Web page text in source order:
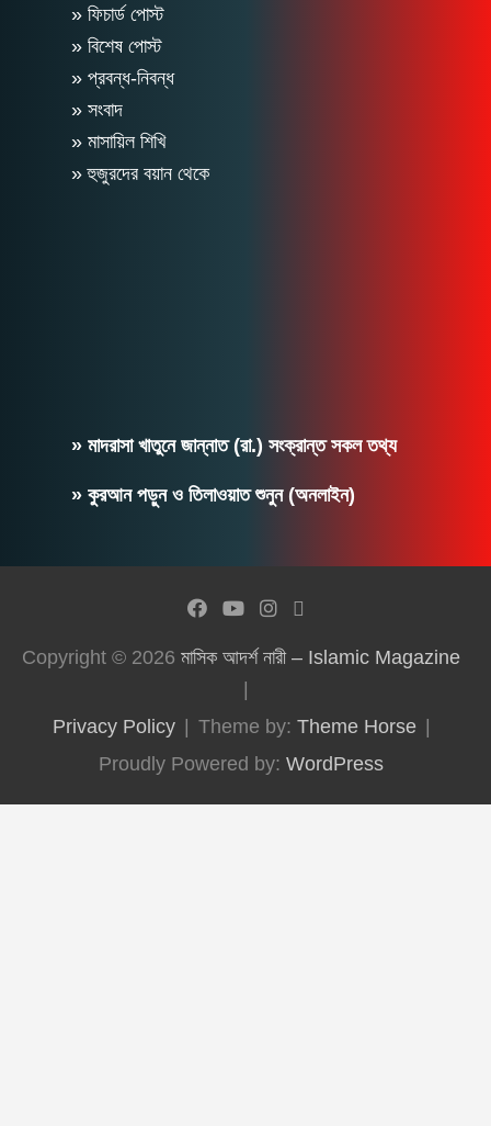
» ফিচার্ড পোস্ট
» বিশেষ পোস্ট
» প্রবন্ধ-নিবন্ধ
» সংবাদ
» মাসায়িল শিখি
» হুজুরদের বয়ান থেকে
» মাদরাসা খাতুনে জান্নাত (রা.) সংক্রান্ত সকল তথ্য
» কুরআন পড়ুন ও তিলাওয়াত শুনুন (অনলাইন)
Copyright © 2026 মাসিক আদর্শ নারী – Islamic Magazine
Privacy Policy Theme by: Theme Horse
Proudly Powered by: WordPress